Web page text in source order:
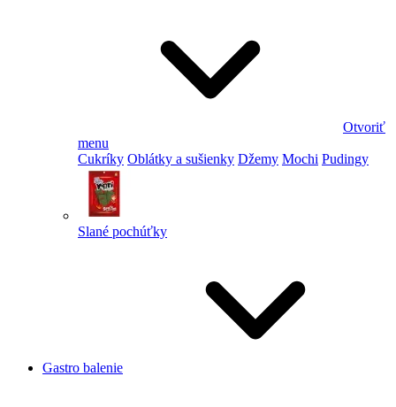
Otvoriť
menu
Cukríky Oblátky a sušienky Džemy Mochi Pudingy
Slané pochúťky
Gastro balenie